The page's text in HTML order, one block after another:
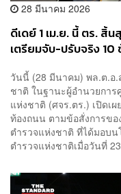
28 มีนาคม 2026
ดีเดย์ 1 เม.ย. นี้ ตร. สิ้
เตรียมจับ-ปรับจริง 10
วันนี้ (28 มีนาคม) พล.ต.อ
ชาติ ในฐานะผู้อำนวยกา
แห่งชาติ (ศจร.ตร.) เปิดเ
ท้องถนน ตามข้อสั่งการข
ตำรวจแห่งชาติ ที่ได้มอบ
ตำรวจแห่งชาติเมื่อวันที่